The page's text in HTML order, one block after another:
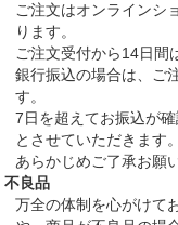
ご注文はオンラインシ
ります。
ご注文受付から14日間
銀行振込の場合は、ご
す。
7日を超えてお振込が
とさせていただきます。
あらかじめご了承お願
不良品
万全の体制を心がけて